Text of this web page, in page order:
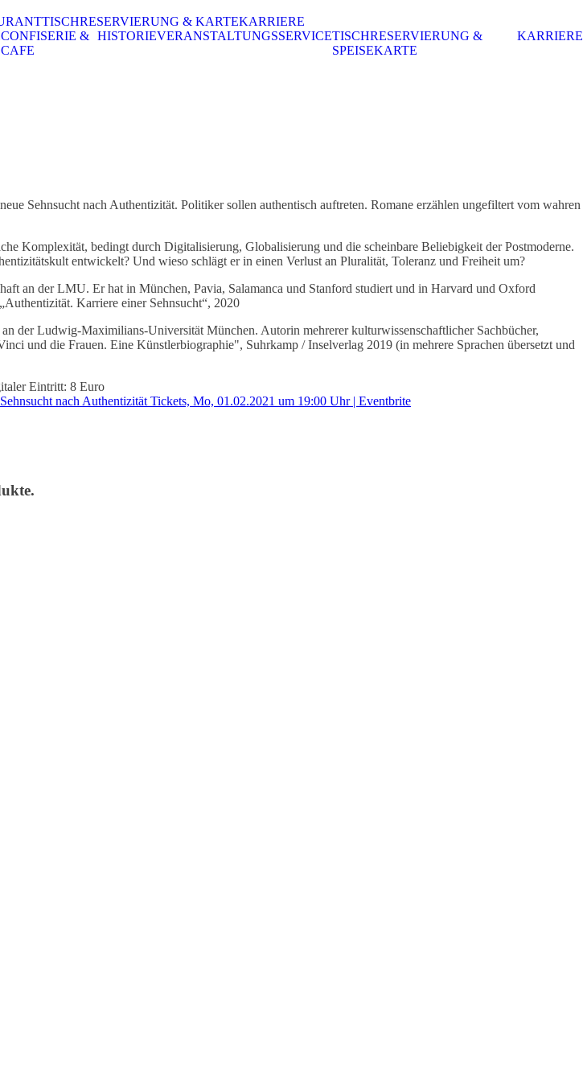
TISCHRESERVIERUNG & KARTEKARRIERE
CONFISERIE &
CAFE
HISTORIEVERANSTALTUNGSSERVICETISCHRESERVIERUNG &
SPEISEKARTE
KARRIERE
Sehnsucht nach Authentizität. Politiker sollen authentisch auftreten. Romane erzählen ungefiltert vom wahren
Komplexität, bedingt durch Digitalisierung, Globalisierung und die scheinbare Beliebigkeit der Postmoderne.
entwickelt? Und wieso schlägt er in einen Verlust an Pluralität, Toleranz und Freiheit um?
an der LMU. Er hat in München, Pavia, Salamanca und Stanford studiert und in Harvard und Oxford
Karriere einer Sehnsucht“, 2020
Ludwig-Maximilians-Universität München. Autorin mehrerer kulturwissenschaftlicher Sachbücher,
und die Frauen. Eine Künstlerbiographie", Suhrkamp / Inselverlag 2019 (in mehrere Sprachen übersetzt und
Eintritt: 8 Euro
nach Authentizität Tickets, Mo, 01.02.2021 um 19:00 Uhr | Eventbrite